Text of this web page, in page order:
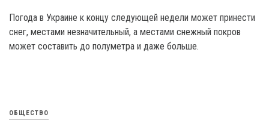
Погода в Украине к концу следующей недели может принести
снег, местами незначительный, а местами снежный покров
может составить до полуметра и даже больше.
ОБЩЕСТВО